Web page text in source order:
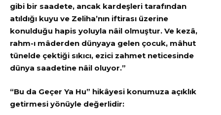
gibi bir saadete, ancak kardeşleri tarafından
atıldığı kuyu ve Zeliha’nın iftirası üzerine
konulduğu hapis yoluyla nâil olmuştur. Ve kezâ,
rahm-ı mâderden dünyaya gelen çocuk, mâhut
tünelde çektiği sıkıcı, ezici zahmet neticesinde
dünya saadetine nâil oluyor.”
“Bu da Geçer Ya Hu” hikâyesi konumuza açıklık
getirmesi yönüyle değerlidir: